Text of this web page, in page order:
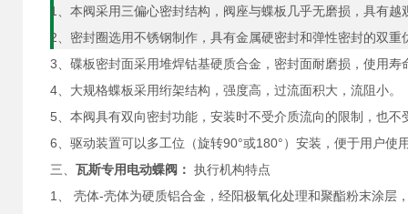
1 、本阀采用三偏心密封结构，阀座与蝶板几乎无磨损，具有越
2、密封圈选用不锈钢制作，具有金属硬密封和弹性密封的双
3、碟板密封面采用堆焊钴基硬质合金，密封面耐磨损，使用寿
4、大规格蝶板采用绗架结构，强度高，过流面积大，流阻小。
5、本阀具有双向密封功能，安装时不受介质流向的限制，也
6、驱动装置可以多工位（旋转90°或180° ）安装，便于用户使
三、 瓦斯专用电动蝶阀： 执行机构特点
1 、 壳体-壳体为硬质铝合金，经阳极氧化处理和聚酯粉末涂层